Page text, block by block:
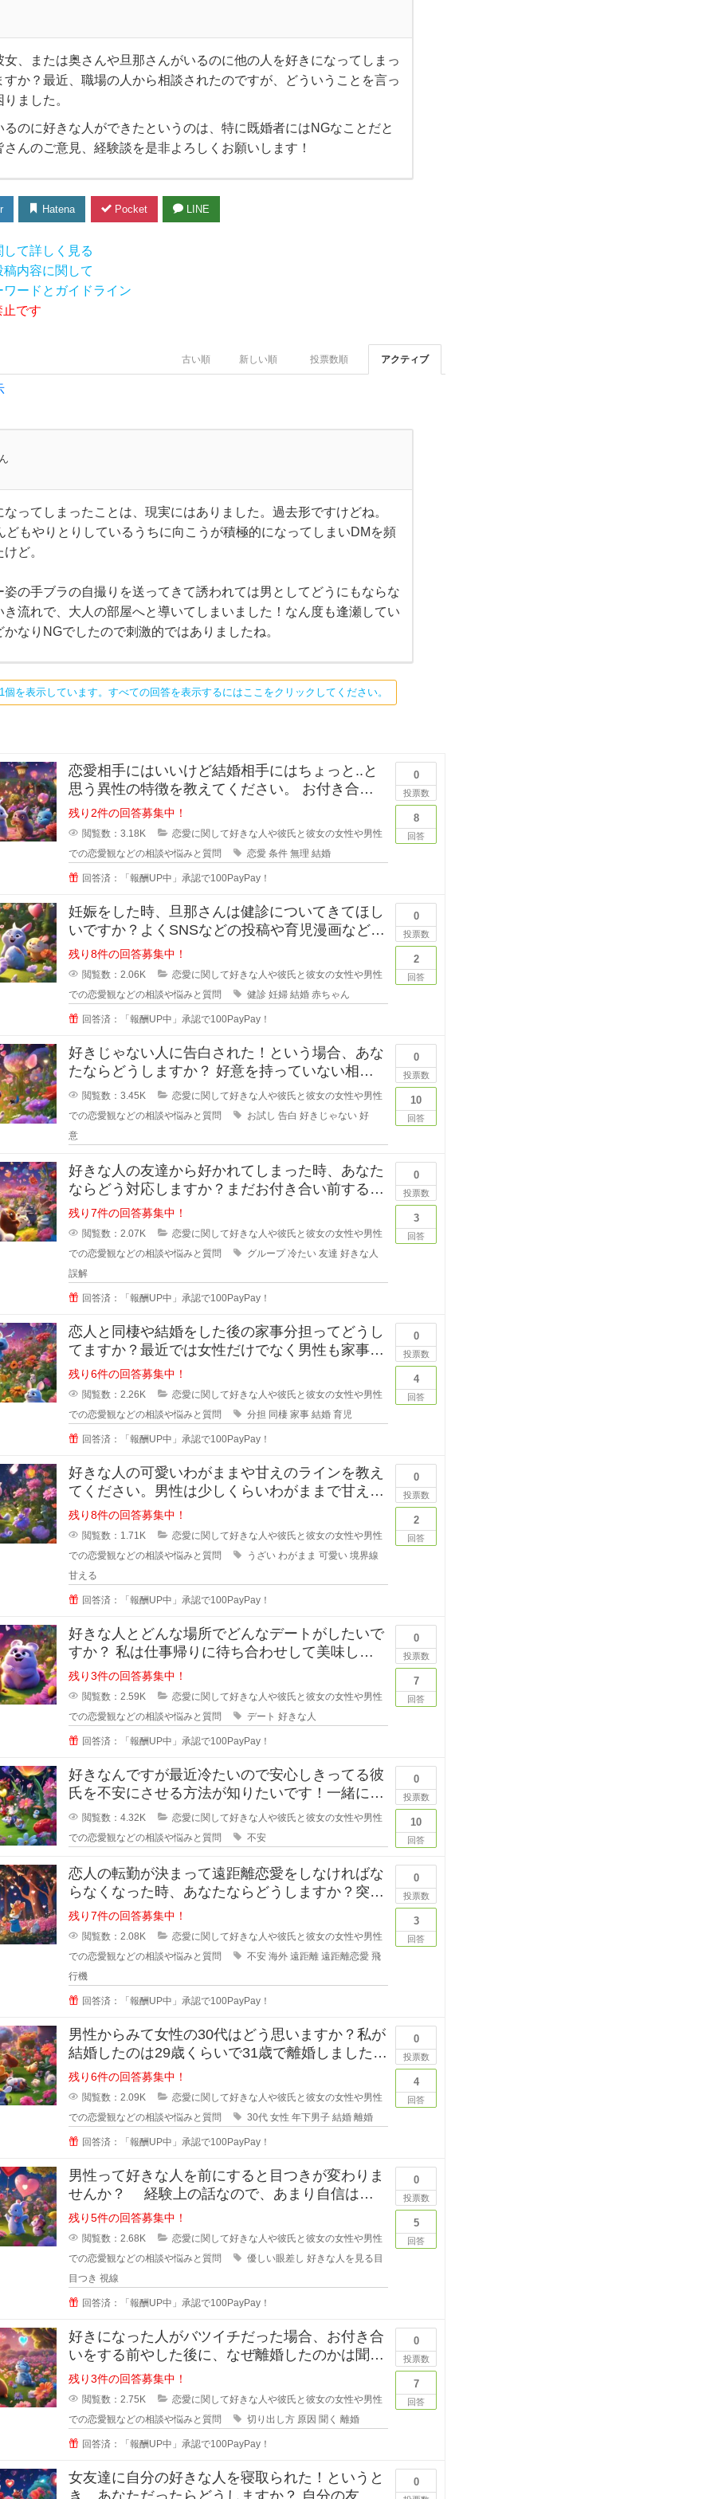
、または奥さんや旦那さんがいるのに他の人を好きになってしまっ
か？最近、職場の人から相談されたのですが、どういうことを言っ
ました。
のに好きな人ができたというのは、特に既婚者にはNGなことだと
んのご意見、経験談を是非よろしくお願いします！
Hatena Pocket LINE
て詳しく見る
内容に関して
ードとガイドライン
です
アクティブ
投票数順
新しい順
古い順
ってしまったことは、現実にはありました。過去形ですけどね。
どもやりとりしているうちに向こうが積極的になってしまいDMを頻
ど。
の手ブラの自撮りを送ってきて誘われては男としてどうにもならな
流れで、大人の部屋へと導いてしまいました！なん度も逢瀬してい
なりNGでしたので刺激的ではありましたね。
個を表示しています。すべての回答を表示するにはここをクリックしてください。
恋愛相手にはいいけど結婚相手にはちょっと..と
思う異性の特徴を教えてください。 お付き合い
をしている間に相手のいい
残り2件の回答募集中！
閲覧数：3.18K
恋愛に関して好きな人や彼氏と彼女の女性や男性
での恋愛観などの相談や悩みと質問
恋愛 条件 無理 結婚
回答済：「報酬UP中」承認で100PayPay！
0
投票数
8
回答
妊娠をした時、旦那さんは健診についてきてほし
いですか？よくSNSなどの投稿や育児漫画などを
見ていたりすると、仲の良さそう
残り8件の回答募集中！
閲覧数：2.06K
恋愛に関して好きな人や彼氏と彼女の女性や男性
での恋愛観などの相談や悩みと質問
健診 妊婦 結婚 赤ちゃん
回答済：「報酬UP中」承認で100PayPay！
0
投票数
2
回答
好きじゃない人に告白された！という場合、あな
たならどうしますか？ 好意を持っていない相手
からの告白、結構戸惑ったり
閲覧数：3.45K
恋愛に関して好きな人や彼氏と彼女の女性や男性
での恋愛観などの相談や悩みと質問
お試し 告白 好きじゃない 好
意
0
投票数
10
回答
好きな人の友達から好かれてしまった時、あなた
ならどう対応しますか？まだお付き合い前する段
階で、2人だとまだぎこちないから
残り7件の回答募集中！
閲覧数：2.07K
恋愛に関して好きな人や彼氏と彼女の女性や男性
での恋愛観などの相談や悩みと質問
グループ 冷たい 友達 好きな人
誤解
回答済：「報酬UP中」承認で100PayPay！
0
投票数
3
回答
恋人と同棲や結婚をした後の家事分担ってどうし
てますか？最近では女性だけでなく男性も家事を
やろうみたいな風潮がある時代です
残り6件の回答募集中！
閲覧数：2.26K
恋愛に関して好きな人や彼氏と彼女の女性や男性
での恋愛観などの相談や悩みと質問
分担 同棲 家事 結婚 育児
回答済：「報酬UP中」承認で100PayPay！
0
投票数
4
回答
好きな人の可愛いわがままや甘えのラインを教え
てください。男性は少しくらいわがままで甘えて
くれる女性が好きと言いますが、あ
残り8件の回答募集中！
閲覧数：1.71K
恋愛に関して好きな人や彼氏と彼女の女性や男性
での恋愛観などの相談や悩みと質問
うざい わがまま 可愛い 境界線
甘える
回答済：「報酬UP中」承認で100PayPay！
0
投票数
2
回答
好きな人とどんな場所でどんなデートがしたいで
すか？ 私は仕事帰りに待ち合わせして美味しい
ものを一緒に食べながら時間を過ご
残り3件の回答募集中！
閲覧数：2.59K
恋愛に関して好きな人や彼氏と彼女の女性や男性
での恋愛観などの相談や悩みと質問
デート 好きな人
回答済：「報酬UP中」承認で100PayPay！
0
投票数
7
回答
好きなんですが最近冷たいので安心しきってる彼
氏を不安にさせる方法が知りたいです！一緒にい
るのが当たり前になってしまってる
閲覧数：4.32K
恋愛に関して好きな人や彼氏と彼女の女性や男性
での恋愛観などの相談や悩みと質問
不安
0
投票数
10
回答
恋人の転勤が決まって遠距離恋愛をしなければな
らなくなった時、あなたならどうしますか？突然
恋人の転勤が決まって遠距離に..
残り7件の回答募集中！
閲覧数：2.08K
恋愛に関して好きな人や彼氏と彼女の女性や男性
での恋愛観などの相談や悩みと質問
不安 海外 遠距離 遠距離恋愛 飛
行機
回答済：「報酬UP中」承認で100PayPay！
0
投票数
3
回答
男性からみて女性の30代はどう思いますか？私が
結婚したのは29歳くらいで31歳で離婚しました
が、30歳の誕生日の時に元旦
残り6件の回答募集中！
閲覧数：2.09K
恋愛に関して好きな人や彼氏と彼女の女性や男性
での恋愛観などの相談や悩みと質問
30代 女性 年下男子 結婚 離婚
回答済：「報酬UP中」承認で100PayPay！
0
投票数
4
回答
男性って好きな人を前にすると目つきが変わりま
せんか？ 経験上の話なので、あまり自信はな
いのですが... なんというか、
残り5件の回答募集中！
閲覧数：2.68K
恋愛に関して好きな人や彼氏と彼女の女性や男性
での恋愛観などの相談や悩みと質問
優しい眼差し 好きな人を見る目
目つき 視線
回答済：「報酬UP中」承認で100PayPay！
0
投票数
5
回答
好きになった人がバツイチだった場合、お付き合
いをする前やした後に、なぜ離婚したのかは聞き
ますか？ 離婚した原因を聞
残り3件の回答募集中！
閲覧数：2.75K
恋愛に関して好きな人や彼氏と彼女の女性や男性
での恋愛観などの相談や悩みと質問
切り出し方 原因 聞く 離婚
回答済：「報酬UP中」承認で100PayPay！
0
投票数
7
回答
女友達に自分の好きな人を寝取られた！というと
き、あなただったらどうしますか？ 自分の友達
0